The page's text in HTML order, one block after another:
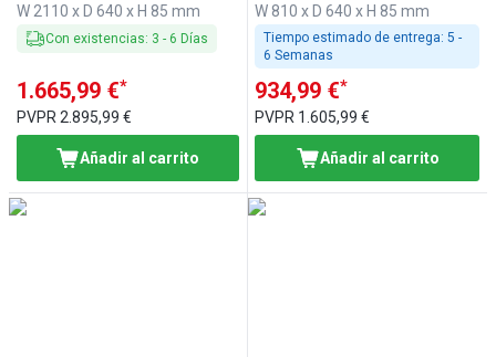
2,7kW
W 2110 x D 640 x H 85 mm
Con existencias: 3 - 6 Días
1.665,99 €*
PVPR 2.895,99 €
Añadir al carrito
W 810 x D 640 x H 85 mm
Tiempo estimado de entrega: 5 -
6 Semanas
934,99 €*
PVPR 1.605,99 €
Añadir al carrito